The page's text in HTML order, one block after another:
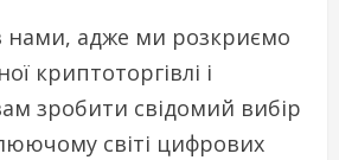
нами, адже ми розкриємо
криптоторгівлі і
зробити свідомий вибір
світі цифрових